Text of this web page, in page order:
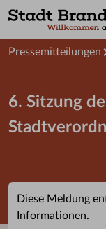
Presseservice
Pressemitteilungen
6. Sitzung
Diese Meldung
Informationen.